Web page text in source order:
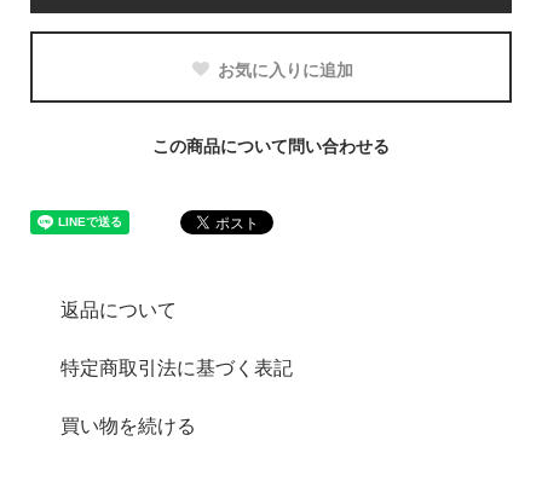
お気に入りに追加
この商品について問い合わせる
返品について
特定商取引法に基づく表記
買い物を続ける